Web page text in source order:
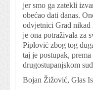
jer smo ga zatekli
obećao dati danas.
odvjetnici Grad
je ona potraživala za
Piplović zbog tog
taj je postupak,
drugostupanjskom
Bojan Žižović, Glas